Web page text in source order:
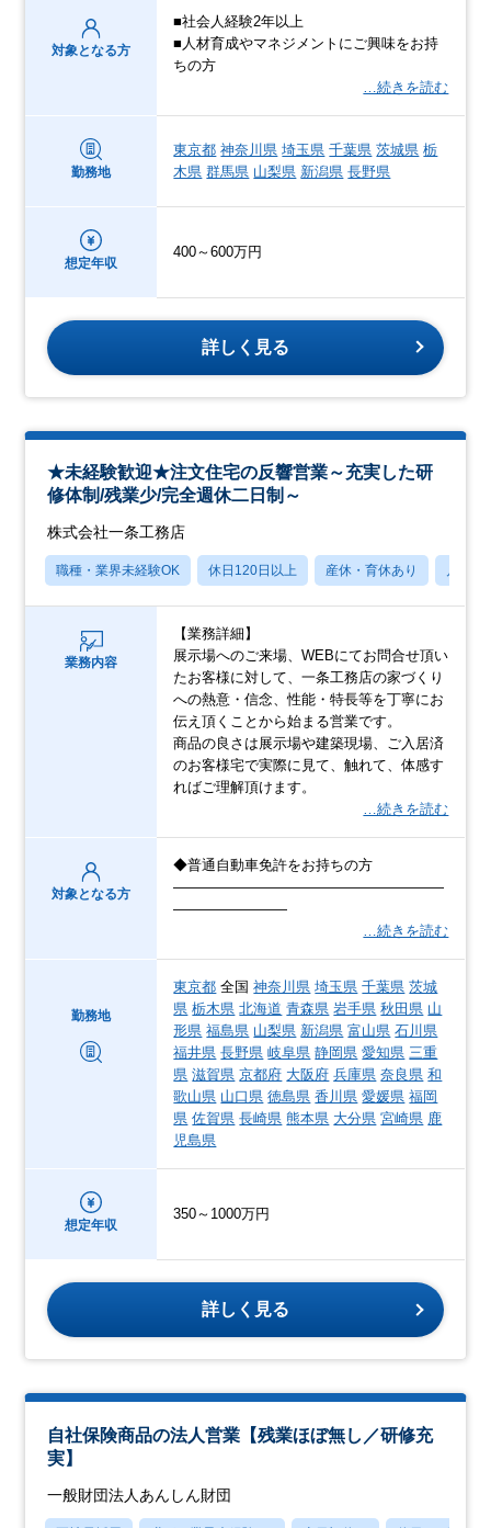
対象となる方
■社会人経験2年以上
■人材育成やマネジメントにご興味をお持
ちの方
…続きを読む
勤務地
東京都 神奈川県 埼玉県 千葉県 茨城県 栃
木県 群馬県 山梨県 新潟県 長野県
想定年収
400～600万円
詳しく見る
★未経験歓迎★注文住宅の反響営業～充実した研
修体制/残業少/完全週休二日制～
株式会社一条工務店
職種・業界未経験OK 休日120日以上 産休・育休あり 月残業
業務内容
【業務詳細】
展示場へのご来場、WEBにてお問合せ頂い
たお客様に対して、一条工務店の家づくり
への熱意・信念、性能・特長等を丁寧にお
伝え頂くことから始まる営業です。
商品の良さは展示場や建築現場、ご入居済
のお客様宅で実際に見て、触れて、体感す
ればご理解頂けます。
…続きを読む
対象となる方
◆普通自動車免許をお持ちの方
―――――――――――――――――――
――――――――
…続きを読む
勤務地
東京都 全国神奈川県 埼玉県 千葉県 茨城
県 栃木県 北海道 青森県 岩手県 秋田県 山
形県 福島県 山梨県 新潟県 富山県 石川県
福井県 長野県 岐阜県 静岡県 愛知県 三重
県 滋賀県 京都府 大阪府 兵庫県 奈良県 和
歌山県 山口県 徳島県 香川県 愛媛県 福岡
県 佐賀県 長崎県 熊本県 大分県 宮崎県 鹿
児島県
想定年収
350～1000万円
詳しく見る
自社保険商品の法人営業【残業ほぼ無し／研修充
実】
一般財団法人あんしん財団